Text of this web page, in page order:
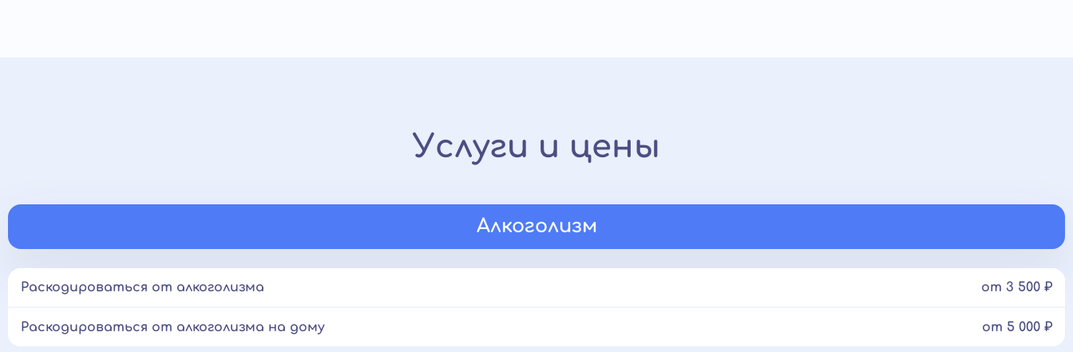
Услуги и цены
Алкоголизм
Раскодироваться от алкоголизма от 3 500 ₽
Раскодироваться от алкоголизма на дому от 5 000 ₽